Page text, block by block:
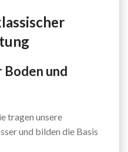
und
tragen unsere
und bilden die Basis